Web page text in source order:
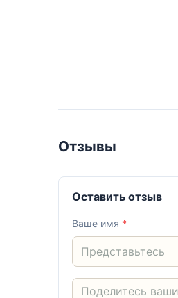
Отзывы
Оставить отзыв
Ваше имя *